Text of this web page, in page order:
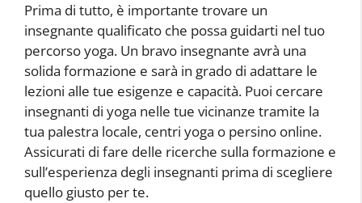
Prima di tutto, è importante trovare un
insegnante qualificato che possa guidarti nel tuo
percorso yoga. Un bravo insegnante avrà una
solida formazione e sarà in grado di adattare le
lezioni alle tue esigenze e capacità. Puoi cercare
insegnanti di yoga nelle tue vicinanze tramite la
tua palestra locale, centri yoga o persino online.
Assicurati di fare delle ricerche sulla formazione e
sull’esperienza degli insegnanti prima di scegliere
quello giusto per te.